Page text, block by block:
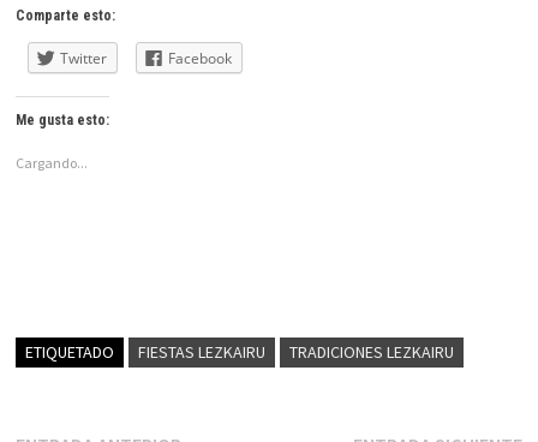
Comparte esto:
Twitter Facebook
Me gusta esto:
Cargando...
ETIQUETADO FIESTAS LEZKAIRU TRADICIONES LEZKAIRU